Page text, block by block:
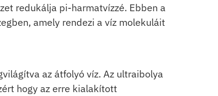
redukálja pi-harmatvízzé. Ebben a
amely rendezi a víz molekuláit
az átfolyó víz. Az ultraibolya
hogy az erre kialakított